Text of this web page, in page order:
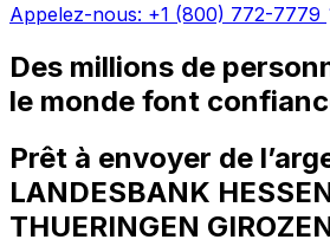
Appelez-nous: +1 (800) 772-7779
Des millions de
le monde font
Prêt à envoyer de
LANDESBANK
THUERINGEN